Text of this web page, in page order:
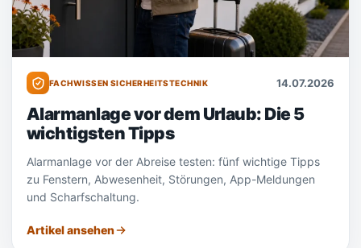
FACHWISSEN SICHERHEITSTECHNIK 14.07.2026
Alarmanlage vor dem Urlaub: Die 5
wichtigsten Tipps
Alarmanlage vor der Abreise testen: fünf wichtige Tipps
zu Fenstern, Abwesenheit, Störungen, App-Meldungen
und Scharfschaltung.
Artikel ansehen